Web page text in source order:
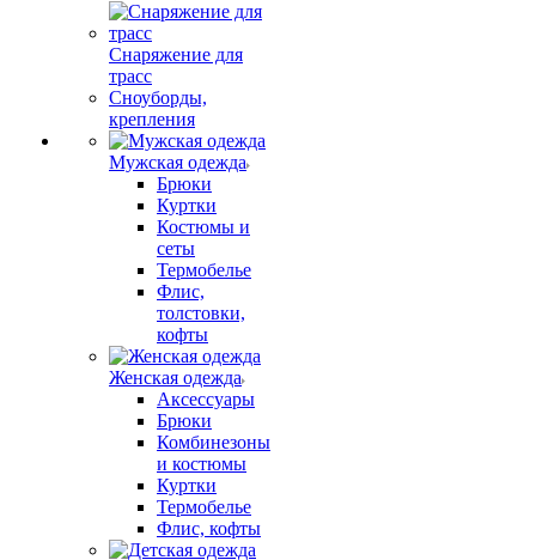
Снаряжение для
трасс
Сноуборды,
крепления
Мужская одежда
Брюки
Куртки
Костюмы и
сеты
Термобелье
Флис,
толстовки,
кофты
Женская одежда
Аксессуары
Брюки
Комбинезоны
и костюмы
Куртки
Термобелье
Флис, кофты